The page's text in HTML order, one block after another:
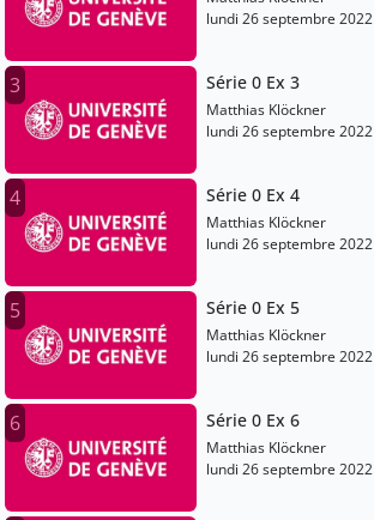
lundi 26 septembre 2022
3 Série 0 Ex 3
Matthias Klöckner
lundi 26 septembre 2022
4 Série 0 Ex 4
Matthias Klöckner
lundi 26 septembre 2022
5 Série 0 Ex 5
Matthias Klöckner
lundi 26 septembre 2022
6 Série 0 Ex 6
Matthias Klöckner
lundi 26 septembre 2022